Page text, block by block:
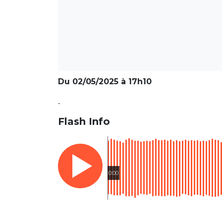
Du 02/05/2025 à 17h10
.
Flash Info
0:00